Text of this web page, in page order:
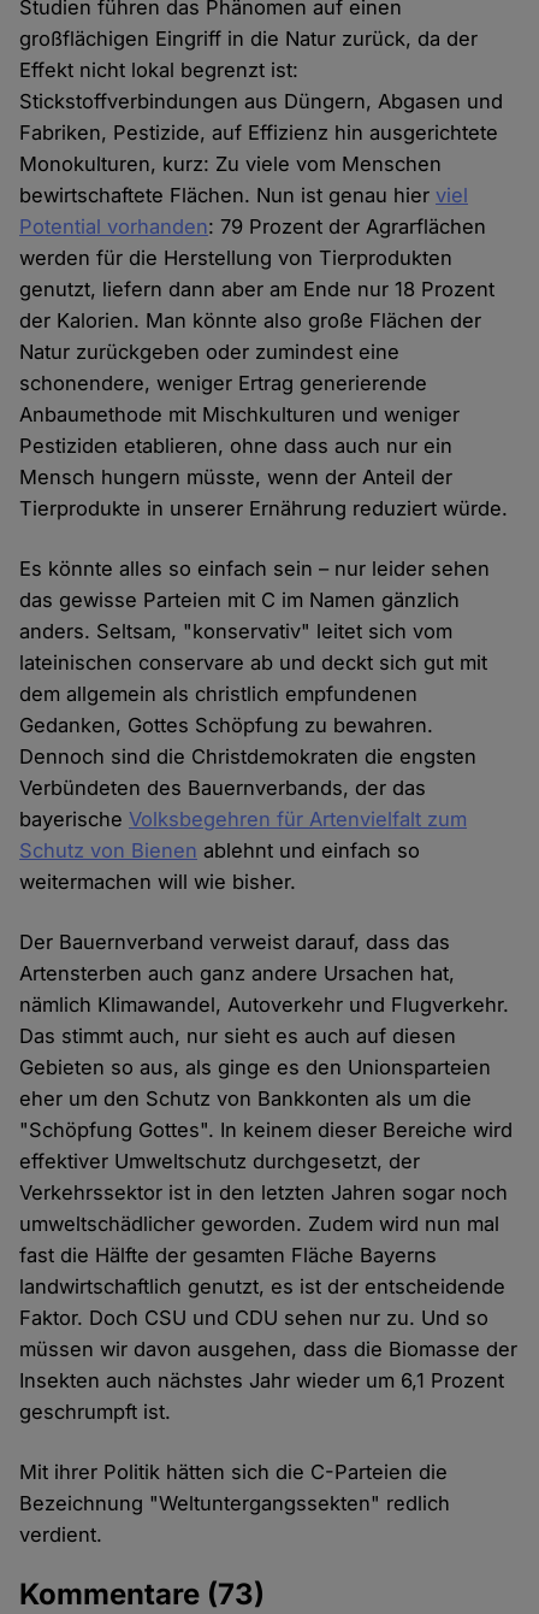
Studien führen das Phänomen auf einen
großflächigen Eingriff in die Natur zurück, da der
Effekt nicht lokal begrenzt ist:
Stickstoffverbindungen aus Düngern, Abgasen und
Fabriken, Pestizide, auf Effizienz hin ausgerichtete
Monokulturen, kurz: Zu viele vom Menschen
bewirtschaftete Flächen. Nun ist genau hierviel
Potential vorhanden: 79 Prozent der Agrarflächen
werden für die Herstellung von Tierprodukten
genutzt, liefern dann aber am Ende nur 18 Prozent
der Kalorien. Man könnte also große Flächen der
Natur zurückgeben oder zumindest eine
schonendere, weniger Ertrag generierende
Anbaumethode mit Mischkulturen und weniger
Pestiziden etablieren, ohne dass auch nur ein
Mensch hungern müsste, wenn der Anteil der
Tierprodukte in unserer Ernährung reduziert würde.
Es könnte alles so einfach sein – nur leider sehen
das gewisse Parteien mit C im Namen gänzlich
anders. Seltsam, "konservativ" leitet sich vom
lateinischen conservare ab und deckt sich gut mit
dem allgemein als christlich empfundenen
Gedanken, Gottes Schöpfung zu bewahren.
Dennoch sind die Christdemokraten die engsten
Verbündeten des Bauernverbands, der das
bayerischeVolksbegehren für Artenvielfalt zum
Schutz von Bienen ablehnt und einfach so
weitermachen will wie bisher.
Der Bauernverband verweist darauf, dass das
Artensterben auch ganz andere Ursachen hat,
nämlich Klimawandel, Autoverkehr und Flugverkehr.
Das stimmt auch, nur sieht es auch auf diesen
Gebieten so aus, als ginge es den Unionsparteien
eher um den Schutz von Bankkonten als um die
"Schöpfung Gottes". In keinem dieser Bereiche wird
effektiver Umweltschutz durchgesetzt, der
Verkehrssektor ist in den letzten Jahren sogar noch
umweltschädlicher geworden. Zudem wird nun mal
fast die Hälfte der gesamten Fläche Bayerns
landwirtschaftlich genutzt, es ist der entscheidende
Faktor. Doch CSU und CDU sehen nur zu. Und so
müssen wir davon ausgehen, dass die Biomasse der
Insekten auch nächstes Jahr wieder um 6,1 Prozent
geschrumpft ist.
Mit ihrer Politik hätten sich die C-Parteien die
Bezeichnung "Weltuntergangssekten" redlich
verdient.
Kommentare (73)